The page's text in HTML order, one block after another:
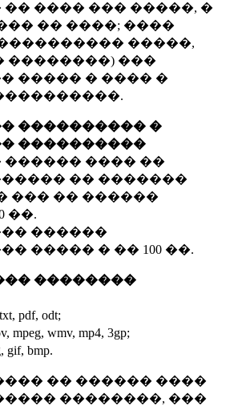
���� ��� �����, �
�� ����; ����
�����,
��������) ���
����� � ���� �
���������� �
����������
���� ��
�� �������
��� �� ������
��.
������
����� � �� 100 ��.
��������
pdf, odt;
mpeg, wmv, mp4, 3gp;
gif, bmp.
�� ������ ����
��������, ���